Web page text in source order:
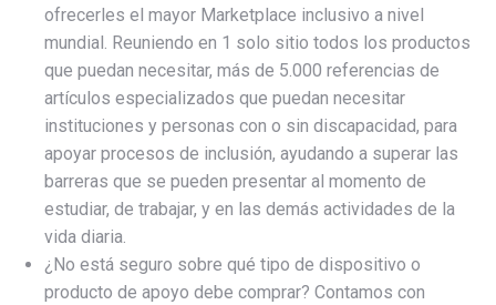
ofrecerles el mayor Marketplace inclusivo a nivel
mundial. Reuniendo en 1 solo sitio todos los productos
que puedan necesitar, más de 5.000 referencias de
artículos especializados que puedan necesitar
instituciones y personas con o sin discapacidad, para
apoyar procesos de inclusión, ayudando a superar las
barreras que se pueden presentar al momento de
estudiar, de trabajar, y en las demás actividades de la
vida diaria.
¿No está seguro sobre qué tipo de dispositivo o
producto de apoyo debe comprar? Contamos con